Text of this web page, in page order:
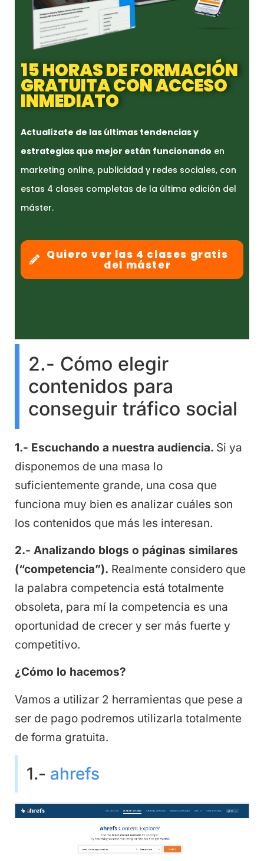
15 HORAS DE FORMACIÓN
GRATUITA CON ACCESO
INMEDIATO
Actualízate de las últimas tendencias y
estrategias que mejor están funcionando en
marketing online, publicidad y redes sociales, con
estas 4 clases completas de la última edición del
máster.
Quiero ver las 4 clases gratis
del máster
2.- Cómo elegir
contenidos para
conseguir tráfico social
1.- Escuchando a nuestra audiencia. Si ya
disponemos de una masa lo
suficientemente grande, una cosa que
funciona muy bien es analizar cuáles son
los contenidos que más les interesan.
2.- Analizando blogs o páginas similares
(“competencia”). Realmente considero que
la palabra competencia está totalmente
obsoleta, para mí la competencia es una
oportunidad de crecer y ser más fuerte y
competitivo.
¿Cómo lo hacemos?
Vamos a utilizar 2 herramientas que pese a
ser de pago podremos utilizarla totalmente
de forma gratuita.
1.- ahrefs